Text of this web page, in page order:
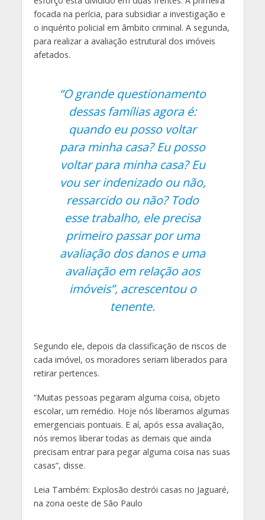
focada na perícia, para subsidiar a investigação e
o inquérito policial em âmbito criminal. A segunda,
para realizar a avaliação estrutural dos imóveis
afetados.
“O grande questionamento
dessas famílias agora é:
quando eu posso voltar
para minha casa? Eu posso
voltar para minha casa? Eu
vou ser indenizado ou não,
ressarcido ou não? Todo
esse trabalho, ele precisa
primeiro passar por uma
avaliação dos danos e uma
avaliação em relação aos
imóveis”, acrescentou o
tenente.
Segundo ele, depois da classificação de riscos de
cada imóvel, os moradores seriam liberados para
retirar pertences.
“Muitas pessoas pegaram alguma coisa, objeto
escolar, um remédio. Hoje nós liberamos algumas
emergenciais pontuais. E aí, após essa avaliação,
nós iremos liberar todas as demais que ainda
precisam entrar para pegar alguma coisa nas suas
casas”, disse.
Leia Também: Explosão destrói casas no Jaguaré,
na zona oeste de São Paulo